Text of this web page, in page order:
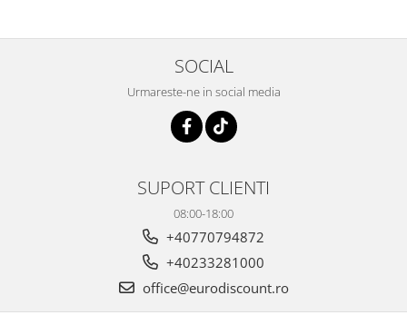
SOCIAL
Urmareste-ne in social media
SUPORT CLIENTI
08:00-18:00
+40770794872
+40233281000
office@eurodiscount.ro